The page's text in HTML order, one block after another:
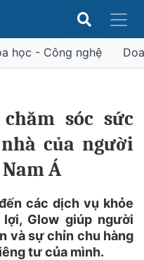
học - Công nghệ
sóc sức
của người
Á
các dịch vụ khỏe
Glow giúp người
và sự chỉn chu hàng
tư của mình.